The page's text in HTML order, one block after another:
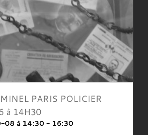
PARIS POLICIER
à 14H30
08 à 14:30- 16:30